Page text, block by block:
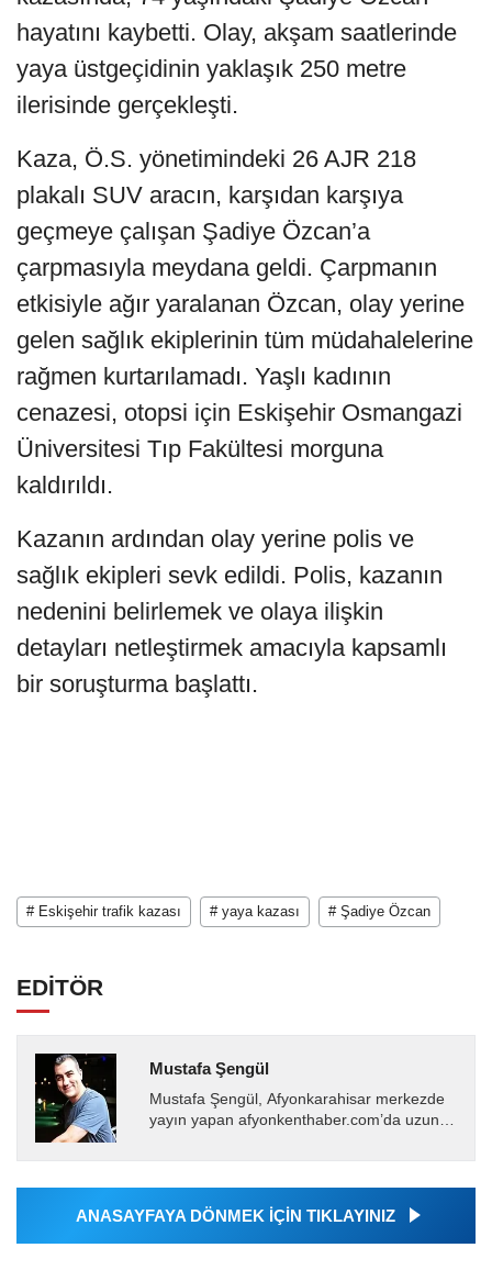
hayatını kaybetti. Olay, akşam saatlerinde
yaya üstgeçidinin yaklaşık 250 metre
ilerisinde gerçekleşti.
Kaza, Ö.S. yönetimindeki 26 AJR 218
plakalı SUV aracın, karşıdan karşıya
geçmeye çalışan Şadiye Özcan’a
çarpmasıyla meydana geldi. Çarpmanın
etkisiyle ağır yaralanan Özcan, olay yerine
gelen sağlık ekiplerinin tüm müdahalelerine
rağmen kurtarılamadı. Yaşlı kadının
cenazesi, otopsi için Eskişehir Osmangazi
Üniversitesi Tıp Fakültesi morguna
kaldırıldı.
Kazanın ardından olay yerine polis ve
sağlık ekipleri sevk edildi. Polis, kazanın
nedenini belirlemek ve olaya ilişkin
detayları netleştirmek amacıyla kapsamlı
bir soruşturma başlattı.
# Eskişehir trafik kazası # yaya kazası # Şadiye Özcan
EDİTÖR
Mustafa Şengül
Mustafa Şengül, Afyonkarahisar merkezde
yayın yapan afyonkenthaber.com’da uzun
almakta, haber akışı...
ANASAYFAYA DÖNMEK İÇİN TIKLAYINIZ